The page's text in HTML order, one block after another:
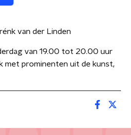
van der Linden
van 19.00 tot 20.00 uur
met prominenten uit de kunst,